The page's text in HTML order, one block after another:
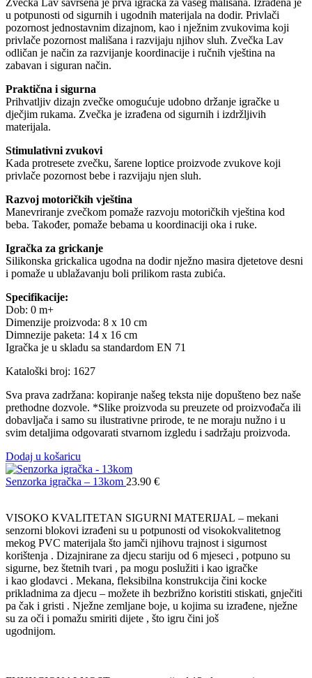
u potpunosti od sigurnih i ugodnih materijala na dodir. Privlači
pozornost jednostavnim dizajnom, kao i nježnim zvukovima koji
privlače pozornost mališana i razvijaju njihov sluh. Zvečka Lav
odličan je način za razvijanje koordinacije i ručnih vještina na
zabavan i siguran način.
Praktična i sigurna
Prihvatljiv dizajn zvečke omogućuje udobno držanje igračke u
dječjim rukama. Zvečka je izrađena od sigurnih i izdržljivih
materijala.
Stimulativni zvukovi
Kada protresete zvečku, šarene loptice proizvode zvukove koji
privlače pozornost bebe i razvijaju njen sluh.
Razvoj motoričkih vještina
Manevriranje zvečkom pomaže razvoju motoričkih vještina kod
beba. Također, pomaže bebama u koordinaciji oka i ruke.
Igračka za grickanje
Silikonska grickalica ugodna na dodir nježno masira djetetove desni
i pomaže u ublažavanju boli prilikom rasta zubića.
Specifikacije:
Dob: 0 m+
Dimenzije proizvoda: 8 x 10 cm
Dimnezije paketa: 14 x 16 cm
Igračka je u skladu sa standardom EN 71
Kataloški broj: 1627
Sva prava zadržana: kopiranje našeg teksta nije dopušteno bez naše
prethodne dozvole. *Slike proizvoda su preuzete od proizvođača ili
dobavljača i samo su ilustrativne prirode, te ne moraju nužno i u
svim detaljima odgovarati stvarnom izgledu i sadržaju proizvoda.
Dodaj u košaricu
Senzorka igračka – 13kom 23.90 €
VISOKO KVALITETAN SIGURNI MATERIJAL – mekani
senzorni blokovi izrađeni su u potpunosti od visokokvalitetnog
mekog PVC materijala što jamči njihovu trajnost i sigurnost
korištenja . Dizajnirane za djecu stariju od 6 mjeseci , potpuno su
sigurne, bez štetnih tvari , pa mogu poslužiti i kao igračke
i kao glodavci . Mekana, fleksibilna konstrukcija čini kocke
prikladnima za djecu – možete ih bezbrižno koristiti stiskati, gnječiti
pa čak i gristi . Nježne zemljane boje, u kojima su izrađene, nježne
su za oči i pomažu smiriti dijete , što igru ​​čini još
ugodnijom.